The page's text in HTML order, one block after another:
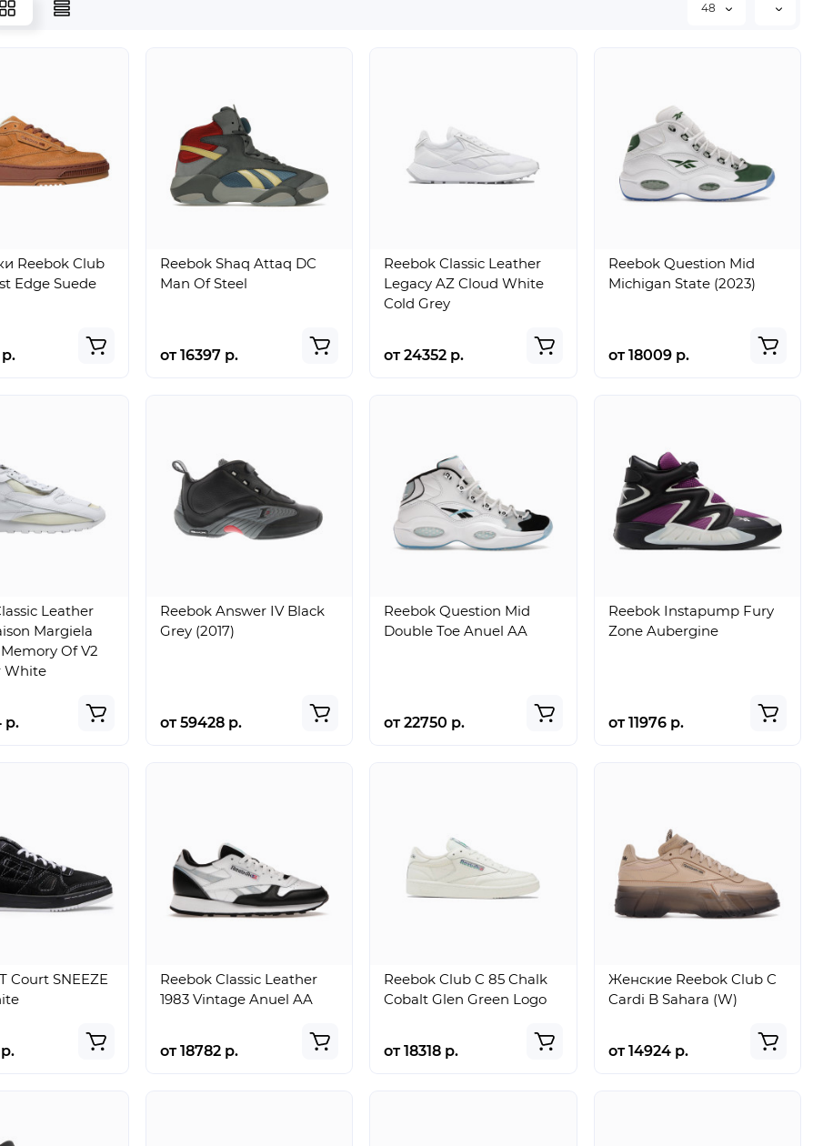
“Black
Light
48
Reebok Club
Edge Suede
Reebok Shaq Attaq DC
Man Of Steel
от 16397 р.
Reebok Classic Leather
Legacy AZ Cloud White
Cold Grey
от 24352 р.
Reebok Question Mid
Michigan State (2023)
от 18009 р.
Leather
Margiela
Of V2
White
р.
Reebok Answer IV Black
Grey (2017)
от 59428 р.
Reebok Question Mid
Double Toe Anuel AA
от 22750 р.
Reebok Instapump Fury
Zone Aubergine
от 11976 р.
Court SNEEZE
Reebok Classic Leather
1983 Vintage Anuel AA
от 18782 р.
Reebok Club C 85 Chalk
Cobalt Glen Green Logo
от 18318 р.
Женские Reebok Club C
Cardi B Sahara (W)
от 14924 р.